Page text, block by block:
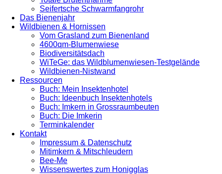
Seifertsche Schwarmfangrohr
Das Bienenjahr
Wildbienen & Hornissen
Vom Grasland zum Bienenland
4600qm-Blumenwiese
Biodiversitätsdach
WiTeGe: das Wildblumenwiesen-Testgelände
Wildbienen-Nistwand
Ressourcen
Buch: Mein Insektenhotel
Buch: Ideenbuch Insektenhotels
Buch: Imkern in Grossraumbeuten
Buch: Die Imkerin
Terminkalender
Kontakt
Impressum & Datenschutz
Mitimkern & Mitschleudern
Bee-Me
Wissenswertes zum Honigglas